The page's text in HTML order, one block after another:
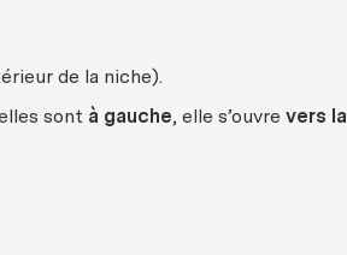
de la niche).
sont à gauche, elle s’ouvre vers la